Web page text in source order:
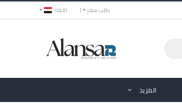
اللغه طلب سعر
المزيد